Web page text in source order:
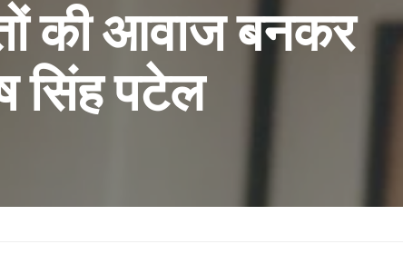
की आवाज बनकर
सिंह पटेल